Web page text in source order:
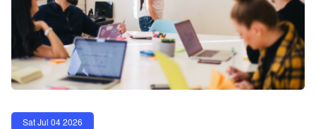
Sat Jul 04 2026